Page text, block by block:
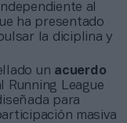
al
ha presentado
la diciplina y
un acuerdo
Running League
para
masiva